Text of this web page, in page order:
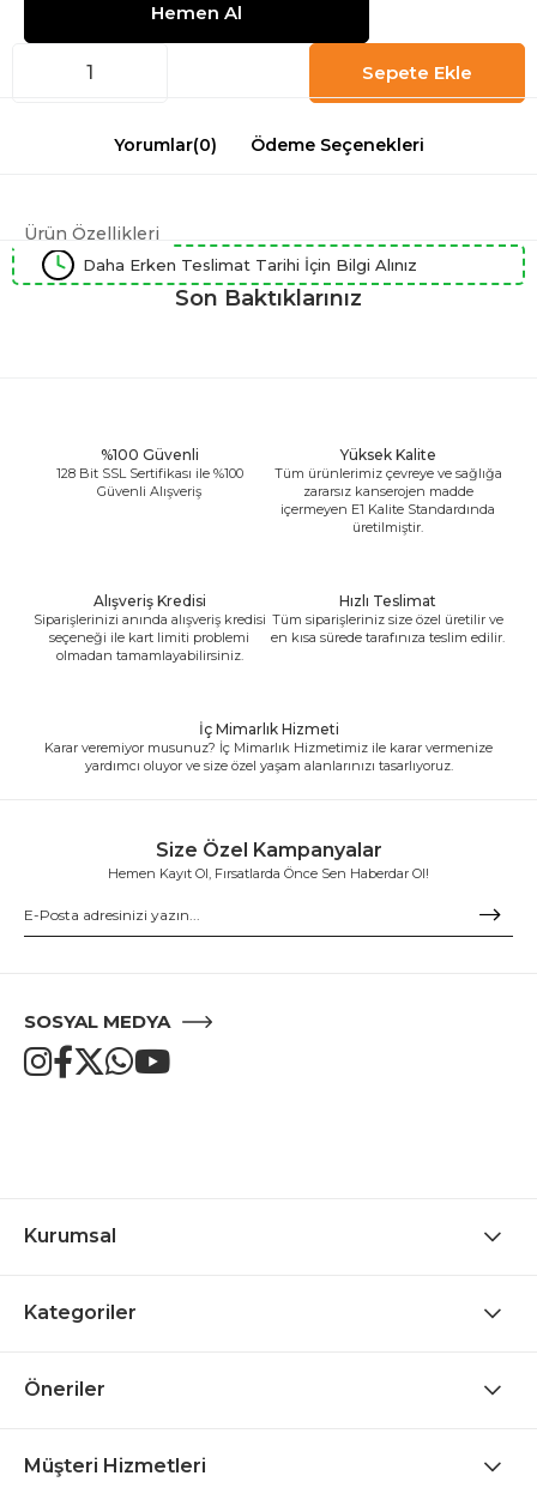
Yorumlar(0) Ödeme Seçenekleri
Ürün Özellikleri
Daha Erken Teslimat Tarihi İçin Bilgi Alınız
Son Baktıklarınız
%100 Güvenli
128 Bit SSL Sertifikası ile %100
Güvenli Alışveriş
Yüksek Kalite
Tüm ürünlerimiz çevreye ve sağlığa
zararsız kanserojen madde
içermeyen E1 Kalite Standardında
üretilmiştir.
Alışveriş Kredisi
Siparişlerinizi anında alışveriş kredisi
seçeneği ile kart limiti problemi
olmadan tamamlayabilirsiniz.
Hızlı Teslimat
Tüm siparişleriniz size özel üretilir ve
en kısa sürede tarafınıza teslim edilir.
İç Mimarlık Hizmeti
Karar veremiyor musunuz? İç Mimarlık Hizmetimiz ile karar vermenize
yardımcı oluyor ve size özel yaşam alanlarınızı tasarlıyoruz.
Size Özel Kampanyalar
Hemen Kayıt Ol, Fırsatlarda Önce Sen Haberdar Ol!
SOSYAL MEDYA
Kurumsal
Kategoriler
Öneriler
Müşteri Hizmetleri